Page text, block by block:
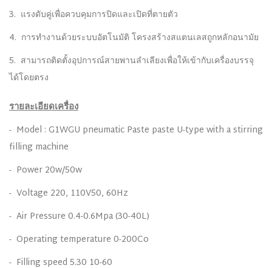
3. แรงดับคู่เพื่อควบคุมการปิดและเปิดที่ตายตัว
4. การทำงานด้วยระบบอัตโนมัติ โครงสร้างสแตนเลสถูกหลักอนามัย
5. สามารถติดตั้งอุปการณ์สายพานลำเลียงเพื่อให้เข้ากับเครื่องบรรจุ
ได้โดยตรง
รายละเอียดเครื่อง
- Model : G1WGU pneumatic Paste paste U-type with a stirring
filling machine
- Power 20w/50w
- Voltage 220, 110V50, 60Hz
- Air Pressure 0.4-0.6Mpa (30-40L)
- Operating temperature 0-200Co
- Filling speed 5.30 10-60